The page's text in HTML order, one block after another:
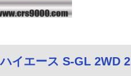
イエース S-GL 2WD